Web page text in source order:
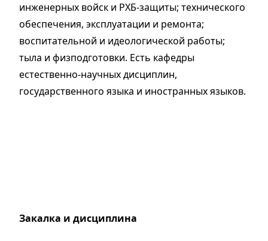
инженерных войск и РХБ-защиты; технического
обеспечения, эксплуатации и ремонта;
воспитательной и идеологической работы;
тыла и физподготовки. Есть кафедры
естественно-научных дисциплин,
государственного языка и иностранных языков.
Закалка и дисциплина